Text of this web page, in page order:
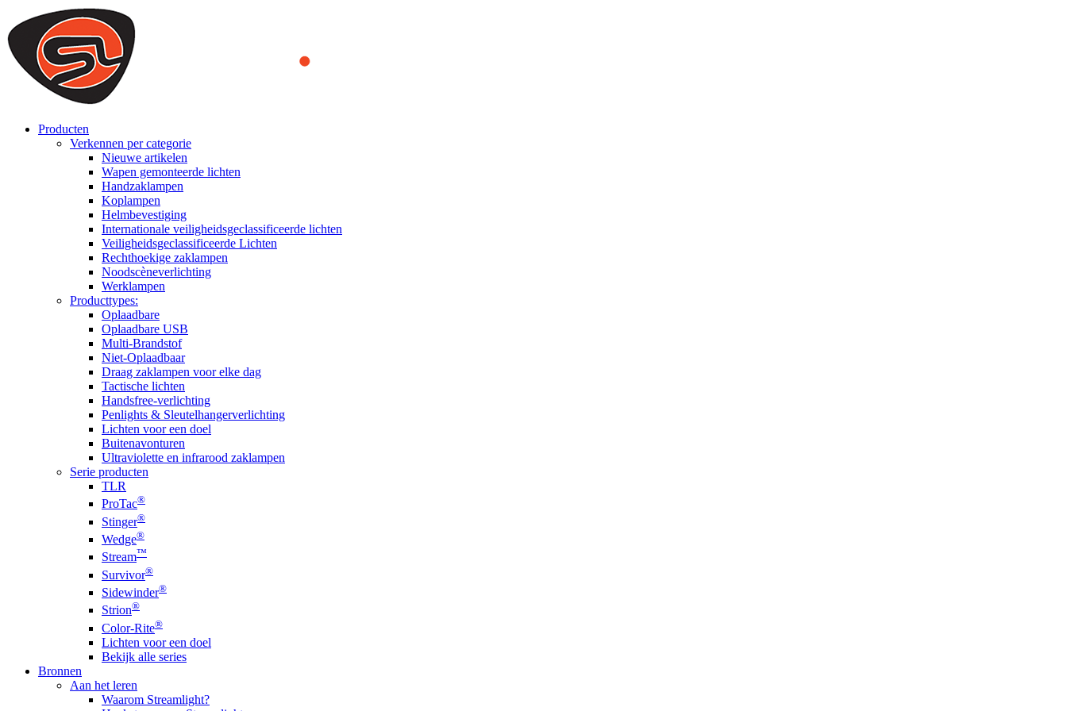
We use cookies to ensure that we provide you the best experience on our website. By continuing to browse this website, you accept that cookies are used to help us analyze how the website is used and to offer
you a better experience. To learn more or to find out how you can disable cookies, you can access our
ACCEPT AND CLOSE
Producten
Verkennen per categorie
Nieuwe artikelen
Wapen gemonteerde lichten
Handzaklampen
Koplampen
Helmbevestiging
Internationale veiligheidsgeclassificeerde lichten
Veiligheidsgeclassificeerde Lichten
Rechthoekige zaklampen
Noodscèneverlichting
Werklampen
Producttypes:
Oplaadbare
Oplaadbare USB
Multi-Brandstof
Niet-Oplaadbaar
Draag zaklampen voor elke dag
Tactische lichten
Handsfree-verlichting
Penlights & Sleutelhangerverlichting
Lichten voor een doel
Buitenavonturen
Ultraviolette en infrarood zaklampen
Serie producten
TLR
ProTac®
Stinger®
Wedge®
Stream™
Survivor®
Sidewinder®
Strion®
Color-Rite®
Lichten voor een doel
Bekijk alle series
Bronnen
Aan het leren
Waarom Streamlight?